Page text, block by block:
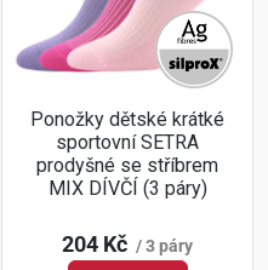
Ponožky dětské krátké
sportovní SETRA
prodyšné se stříbrem
MIX DÍVČÍ (3 páry)
204 Kč / 3 páry